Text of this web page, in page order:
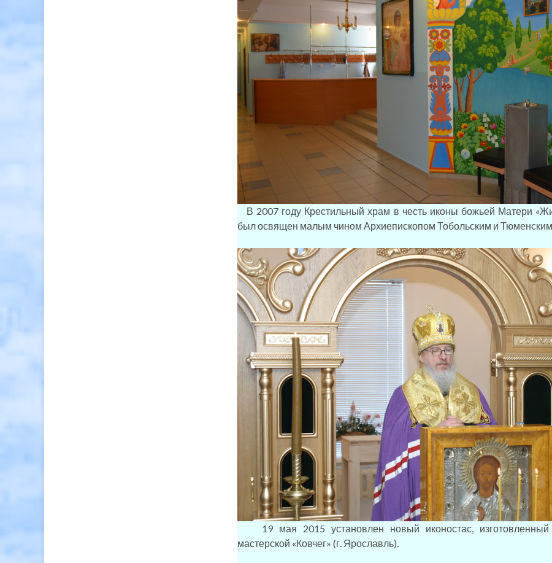
В 2007 году Крестильный храм в честь иконы божьей Матери
был освящен малым чином Архиепископом Тобольским и
19 мая 2015 установлен новый иконостас,
мастерской «Ковчег» (г. Ярославль).